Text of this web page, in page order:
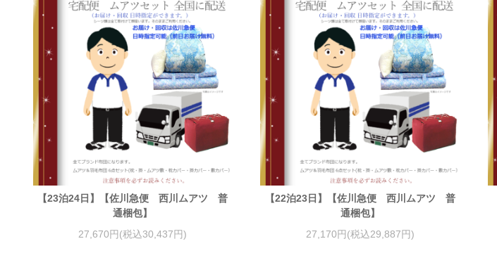
【23泊24日】【佐川急便 西川ムアツ 普
通梱包】
27,670円(税込30,437円)
【22泊23日】【佐川急便 西川ムアツ 普
通梱包】
27,170円(税込29,887円)